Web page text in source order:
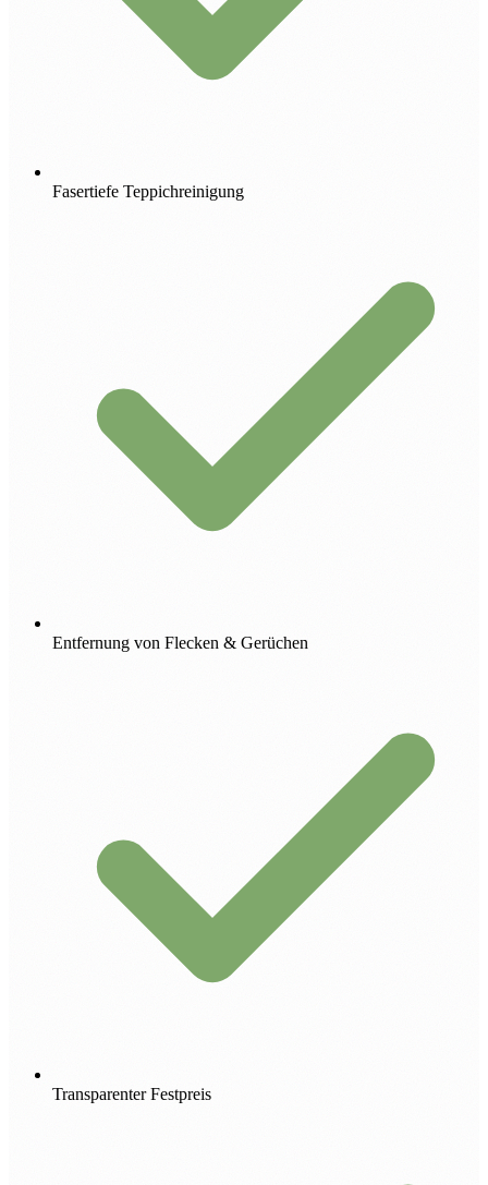
Fasertiefe Teppichreinigung
Entfernung von Flecken & Gerüchen
Transparenter Festpreis